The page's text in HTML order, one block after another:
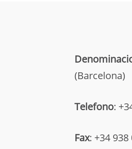
(Barcelona)
Telefono:
Fax: +34 938